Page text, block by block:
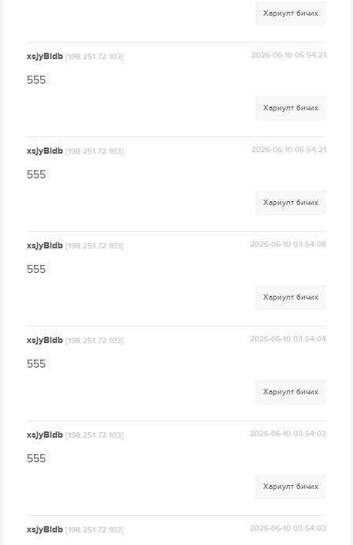
Хариулт бичих
xsjyBldb[198.251.72.103] 2026-06-10 06:54:21
555
Хариулт бичих
xsjyBldb[198.251.72.103] 2026-06-10 06:54:21
555
Хариулт бичих
xsjyBldb[198.251.72.103] 2026-06-10 03:54:08
555
Хариулт бичих
xsjyBldb[198.251.72.103] 2026-06-10 03:54:04
555
Хариулт бичих
xsjyBldb[198.251.72.103] 2026-06-10 03:54:03
555
Хариулт бичих
xsjyBldb[198.251.72.103] 2026-06-10 03:54:03